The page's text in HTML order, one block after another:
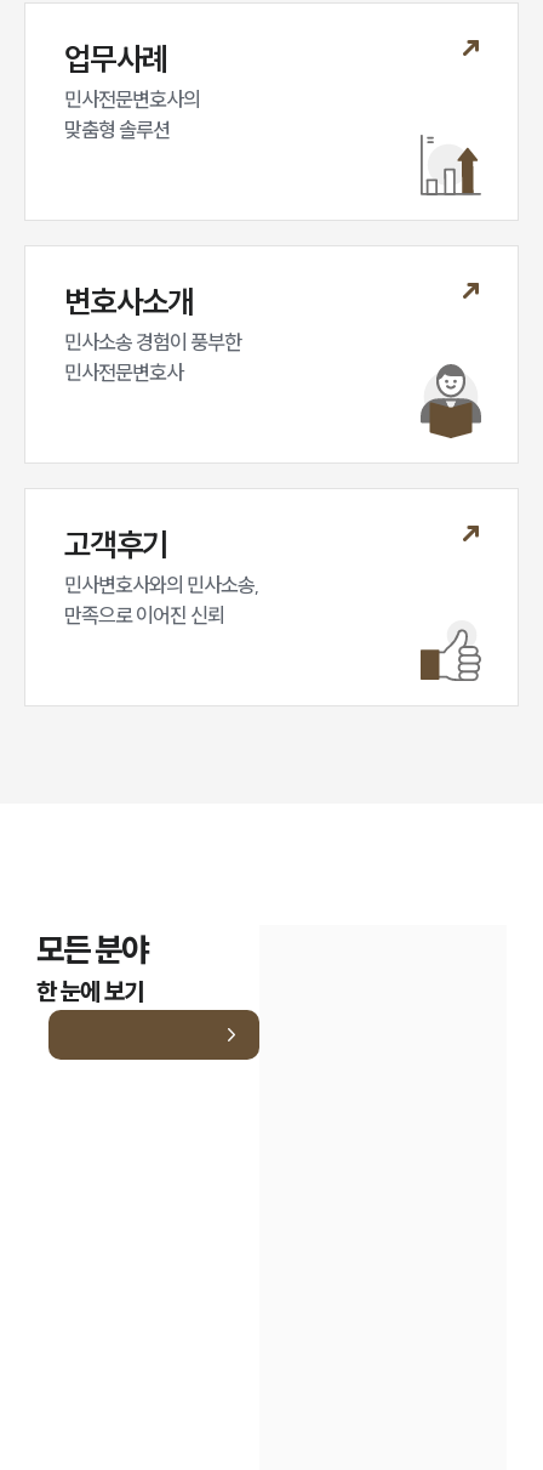
업무사례
민사전문변호사의
맞춤형 솔루션
변호사소개
민사소송 경험이 풍부한
민사전문변호사
고객후기
민사변호사와의 민사소송,
만족으로 이어진 신뢰
모든 분야
한 눈에 보기